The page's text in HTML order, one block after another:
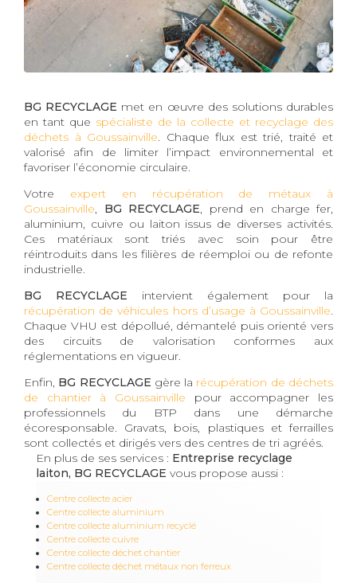
BG RECYCLAGE met en œuvre des solutions durables
en tant que spécialiste de la collecte et recyclage des
déchets à Goussainville. Chaque flux est trié, traité et
valorisé afin de limiter l’impact environnemental et
favoriser l’économie circulaire.
Votre expert en récupération de métaux à
Goussainville, BG RECYCLAGE, prend en charge fer,
aluminium, cuivre ou laiton issus de diverses activités.
Ces matériaux sont triés avec soin pour être
réintroduits dans les filières de réemploi ou de refonte
industrielle.
BG RECYCLAGE intervient également pour la
récupération de véhicules hors d’usage à Goussainville.
Chaque VHU est dépollué, démantelé puis orienté vers
des circuits de valorisation conformes aux
réglementations en vigueur.
Enfin, BG RECYCLAGE gère la récupération de déchets
de chantier à Goussainville pour accompagner les
professionnels du BTP dans une démarche
écoresponsable. Gravats, bois, plastiques et ferrailles
sont collectés et dirigés vers des centres de tri agréés.
En plus de ses services : Entreprise recyclage
laiton, BG RECYCLAGE vous propose aussi :
Centre collecte acier
Centre collecte aluminium
Centre collecte aluminium recyclé
Centre collecte cuivre
Centre collecte déchet chantier
Centre collecte déchet métaux non ferreux